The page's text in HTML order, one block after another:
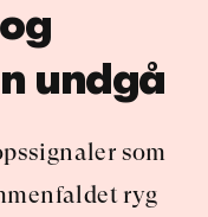
undgå
som
ryg